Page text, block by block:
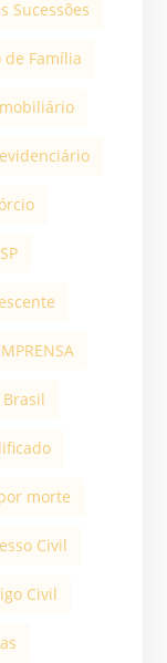
Sucessões
de Família
morte
Civil
Civil